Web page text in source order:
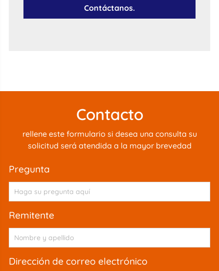
Contáctanos.
Contacto
rellene este formulario si desea una consulta su
solicitud será atendida a la mayor brevedad
pregunta
remitente
dirección de correo electrónico